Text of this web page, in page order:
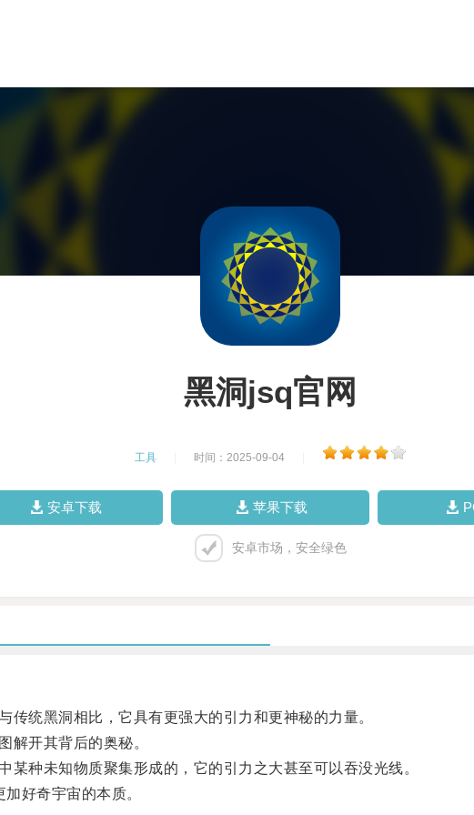
黑洞jsq官网
工具 时间：2025-09-04
安卓下载 苹果下载
安卓市场，安全绿色
统黑洞相比，它具有更强大的引力和更神秘的力量。
开其背后的奥秘。
种未知物质聚集形成的，它的引力之大甚至可以吞没光线。
好奇宇宙的本质。